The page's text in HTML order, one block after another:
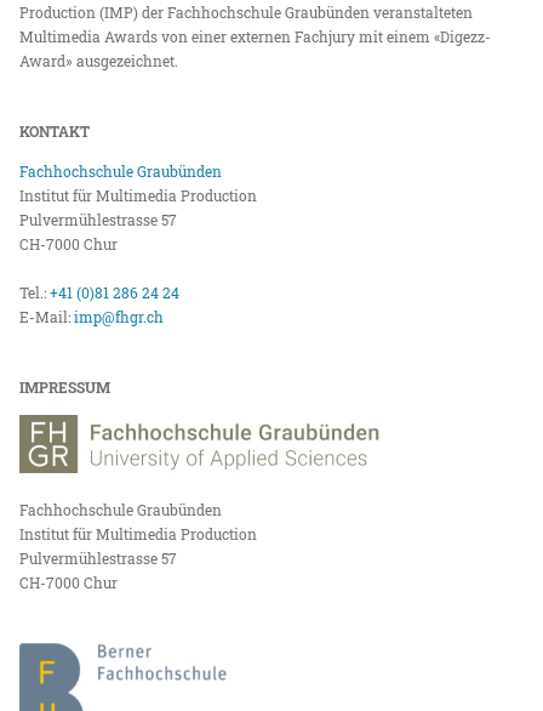
Production (IMP) der Fachhochschule Graubünden veranstalteten
Multimedia Awards von einer externen Fachjury mit einem «Digezz-
Award» ausgezeichnet.
KONTAKT
Fachhochschule Graubünden
Institut für Multimedia Production
Pulvermühlestrasse 57
CH-7000 Chur
Tel.:+41 (0)81 286 24 24
E-Mail:imp@fhgr.ch
IMPRESSUM
Fachhochschule Graubünden
Institut für Multimedia Production
Pulvermühlestrasse 57
CH-7000 Chur